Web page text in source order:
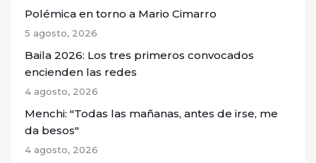
Polémica en torno a Mario Cimarro
5 agosto, 2026
Baila 2026: Los tres primeros convocados
encienden las redes
4 agosto, 2026
Menchi: "Todas las mañanas, antes de irse, me
da besos"
4 agosto, 2026